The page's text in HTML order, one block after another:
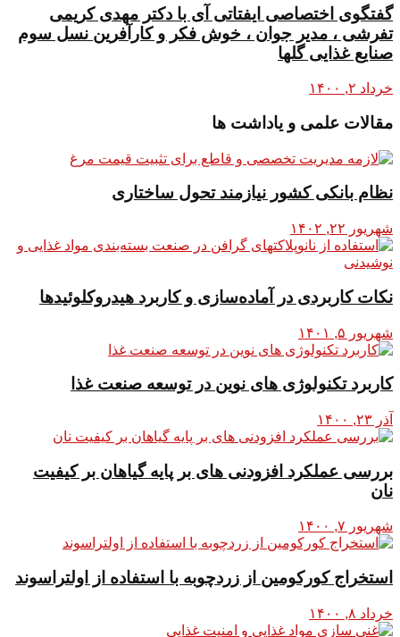
گفتگوی اختصاصی ایفتاتی آی با دکتر مهدی کریمی
تفرشی ، مدیر جوان ، خوش فکر و کارآفرین نسل سوم
صنایع غذایی گلها
خرداد ۲, ۱۴۰۰
مقالات علمی و یاداشت ها
نظام بانکی کشور نیازمند تحول ساختاری
شهریور ۲۲, ۱۴۰۲
نکات کاربردی در آماده‌سازی و کاربرد هیدروکلوئیدها
شهریور ۵, ۱۴۰۱
کاربرد تکنولوژی های نوین در توسعه صنعت غذا
آذر ۲۳, ۱۴۰۰
بررسی عملکرد افزودنی های بر پایه گیاهان بر کیفیت
نان
شهریور ۷, ۱۴۰۰
استخراج کورکومین از زردچوبه با استفاده از اولتراسوند
خرداد ۸, ۱۴۰۰